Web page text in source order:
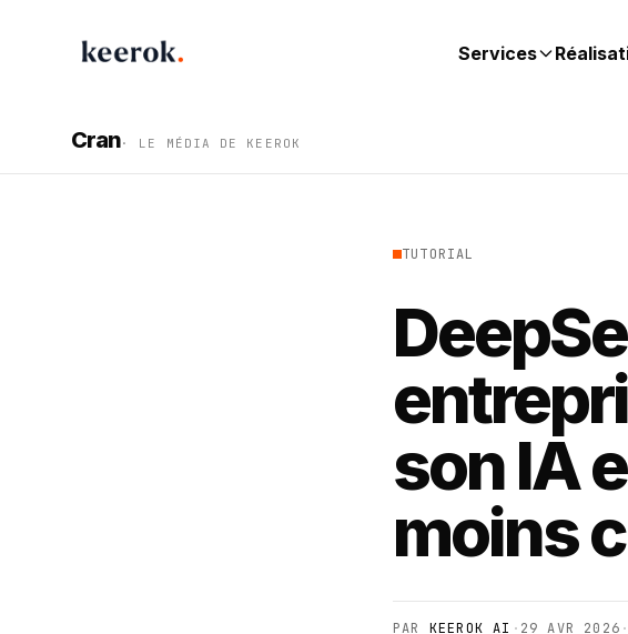
Keerok - Agence Automatisation & IA
Services
Cran· LE MÉDIA DE KEEROK
TUTORIAL
son IA
moins
PAR KEEROK AI · 29 AVR 2026 ·